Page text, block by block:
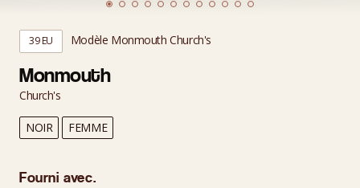
39 EU Modèle Monmouth Church's
Monmouth
Church's
NOIR FEMME
Fourni avec.